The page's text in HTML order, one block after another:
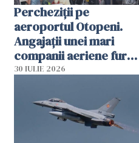
Percheziții pe
aeroportul Otopeni.
Angajații unei mari
companii aeriene furau
parfumuri, ceasuri și
vânzării
30 IULIE 2026